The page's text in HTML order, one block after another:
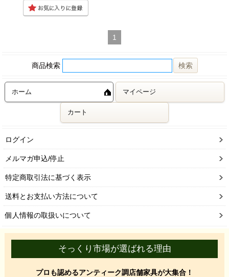
1
商品検索
ホーム マイページ
カート
ログイン
メルマガ申込/停止
特定商取引法に基づく表示
送料とお支払い方法について
個人情報の取扱いについて
そっくり市場が選ばれる理由
プロも認めるアンティーク調店舗家具が大集合！